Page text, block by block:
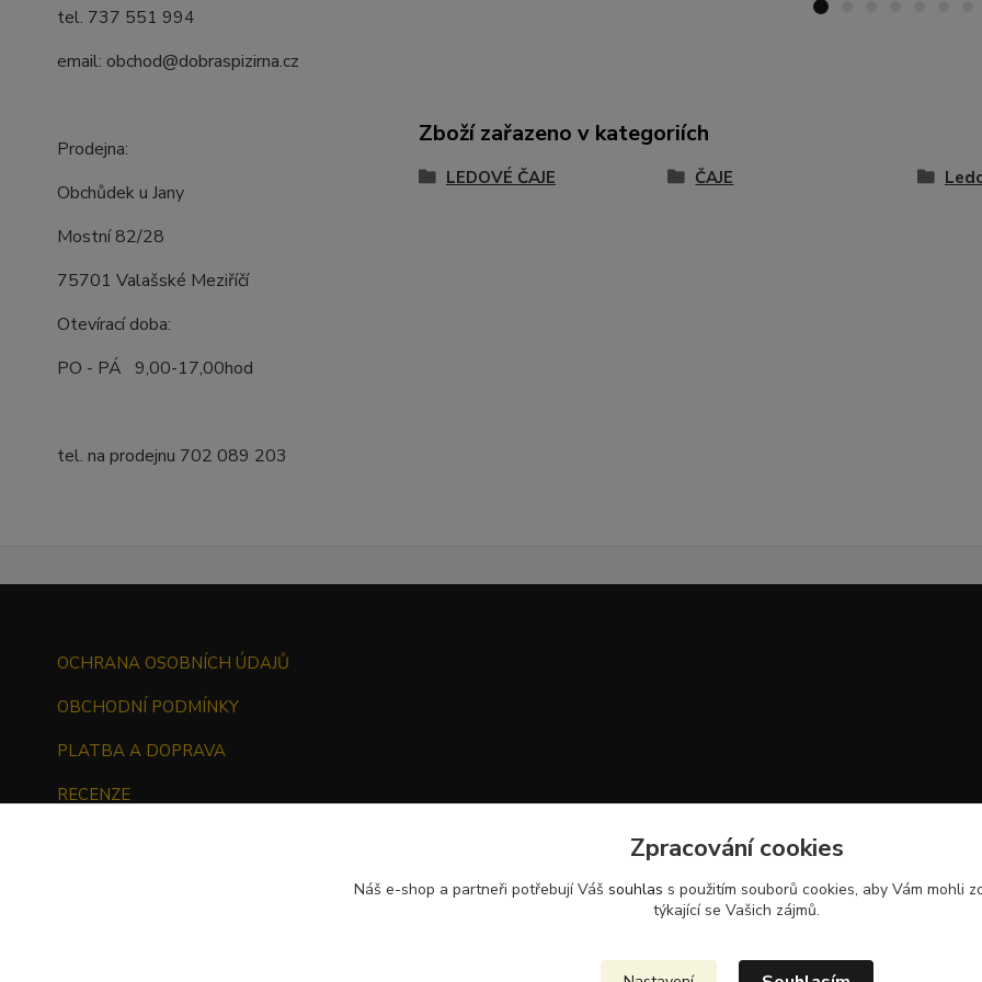
tel. 737 551 994
email: obchod@dobraspizirna.cz
Prodejna:
Obchůdek u Jany
Mostní 82/28
75701 Valašské Meziříčí
Otevírací doba:
PO - PÁ 9,00-17,00hod
tel. na prodejnu 702 089 203
Zboží zařazeno v kategoriích
LEDOVÉ ČAJE ČAJE
OCHRANA OSOBNÍCH ÚDAJŮ
OBCHODNÍ PODMÍNKY
PLATBA A DOPRAVA
RECENZE
Zpracování cookies
Náš e-shop a partneři potřebují Váš souhlas s použitím souborů cookies, aby Vám mohli
týkající se Vašich zájmů.